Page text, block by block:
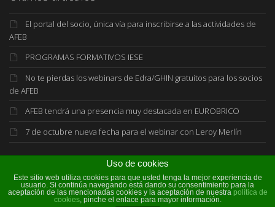
El portal del socio, única vía para inscribirse a las actividades de
AFEB
PROGRAMAS FORMATIVOS IESE
No te pierdas los webinars de Edra/GHIN gratuitos para los socios
de AFEB
AFEB tendrá una presencia muy destacada en EUROBRICO
7 de octubre nueva fecha para el webinar con Leroy Merlín
©2026 AFEB
Uso de cookies
Este sitio web utiliza cookies para que usted tenga la mejor experiencia de
usuario. Si continúa navegando está dando su consentimiento para la
aceptación de las mencionadas cookies y la aceptación de nuestra política de
cookies, pinche el enlace para mayor información.